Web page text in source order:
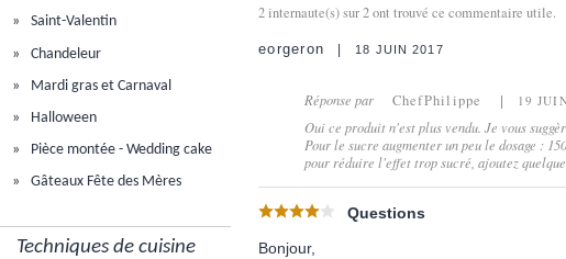
Saint-Valentin
Chandeleur
Mardi gras et Carnaval
Halloween
Pièce montée - Wedding cake
Gâteaux Fête des Mères
Techniques de cuisine
2internaute(s) sur2ont trouvé ce commentaire utile.
eorgeron 18 JUIN 2017
Réponse par ChefPhilippe 19
Oui ce produit n'est plus vendu. Je vous
Pour le sucre augmenter un peu le dosage :
pour réduire l'effet trop sucré, ajoutez
Questions
Bonjour,